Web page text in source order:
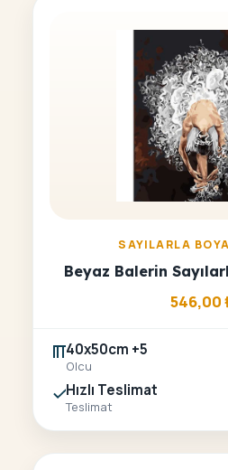
SAYILARLA
Beyaz Balerin
546,00
40x50cm +5
Olcu
Hızlı Teslimat
Teslimat